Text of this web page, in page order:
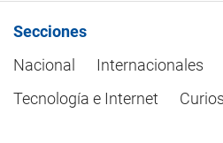
Secciones
Nacional
Internacionales
Tecnología e Internet